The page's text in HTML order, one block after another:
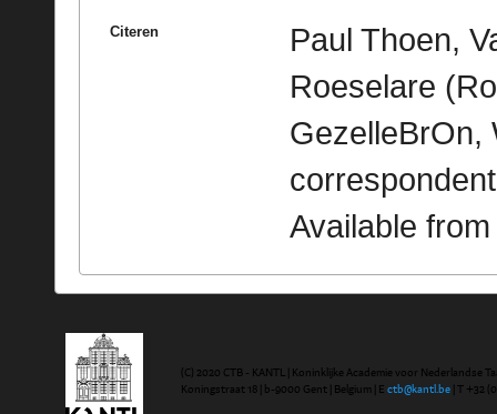
Citeren
Paul Thoen,
Roeselare
GezelleBrOn,
Available
(C) 2020 CTB - KANTL | Koninklijke Academie voor Nederlandse
Koningstraat 18 | b-9000 Gent | Belgium | E ctb@kantl.be | T +32